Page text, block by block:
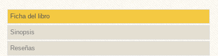
Ficha del libro
Sinopsis
Reseñas